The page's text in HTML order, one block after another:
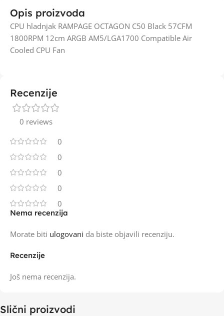
Opis proizvoda
CPU hladnjak RAMPAGE OCTAGON C50 Black 57CFM
1800RPM 12cm ARGB AM5/LGA1700 Compatible Air
Cooled CPU Fan
Recenzije
0 reviews
0
0
0
0
0
Recenzije
Još nema recenzija.
Nema recenzija
Morate biti ulogovani da biste objavili recenziju.
Slični proizvodi